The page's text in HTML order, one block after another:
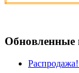
Обновленные
Распродажа!